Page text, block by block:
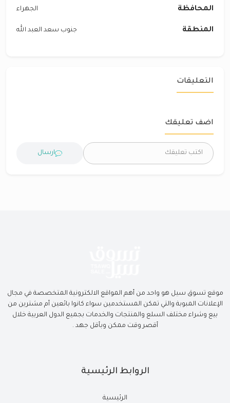
المحافظة الجهراء
المنطقة جنوب سعد العبد الله
التعليقات
اضف تعليقك
ارسال
موقع تسوق سيل هو واحد من أهم المواقع الالكترونية المتخصصة في مجال
الإعلانات المبوبة والتي تمكن المستخدمين سواء كانوا بائعين أم مشترين من
بيع وشراء مختلف السلع والمنتجات والخدمات بجميع الدول العربية خلال
أقصر وقت ممكن وبأقل جهد .
الروابط الرئيسية
الرئيسية